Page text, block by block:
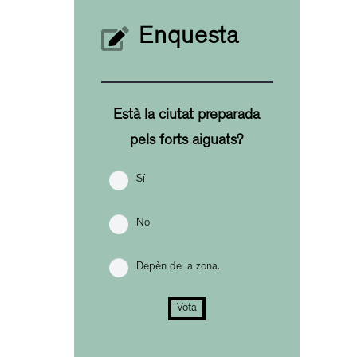
Enquesta
Està la ciutat preparada
pels forts aiguats?
Sí
No
Depèn de la zona.
Vota